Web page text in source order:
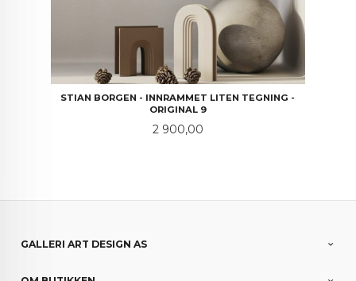
STIAN BORGEN - INNRAMMET LITEN TEGNING -
ORIGINAL 9
Pris
2 900,00
GALLERI ART DESIGN AS